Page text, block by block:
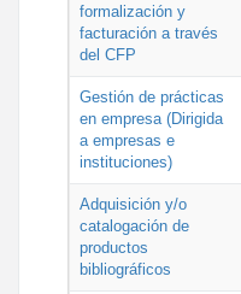
formalización y
facturación a través
del CFP
Gestión de prácticas
en empresa (Dirigida
a empresas e
instituciones)
Adquisición y/o
catalogación de
productos
bibliográficos